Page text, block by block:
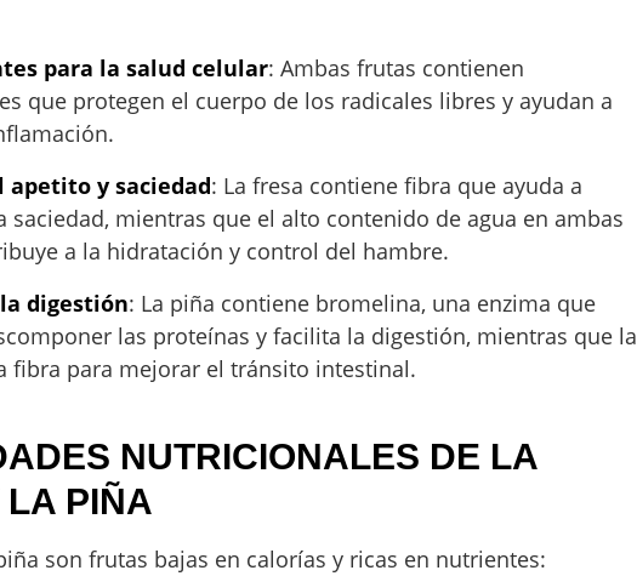
para la salud celular: Ambas frutas contienen
que protegen el cuerpo de los radicales libres y ayudan a
apetito y saciedad: La fresa contiene fibra que ayuda a
saciedad, mientras que el alto contenido de agua en ambas
a la hidratación y control del hambre.
digestión: La piña contiene bromelina, una enzima que
las proteínas y facilita la digestión, mientras que la
fibra para mejorar el tránsito intestinal.
NUTRICIONALES DE LA
LA PIÑA
son frutas bajas en calorías y ricas en nutrientes: